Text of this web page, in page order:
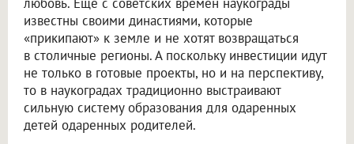
известны своими династиями, которые
«прикипают» к земле и не хотят возвращаться
в столичные регионы. А поскольку инвестиции идут
не только в готовые проекты, но и на перспективу,
то в наукоградах традиционно выстраивают
сильную систему образования для одаренных
детей одаренных родителей.